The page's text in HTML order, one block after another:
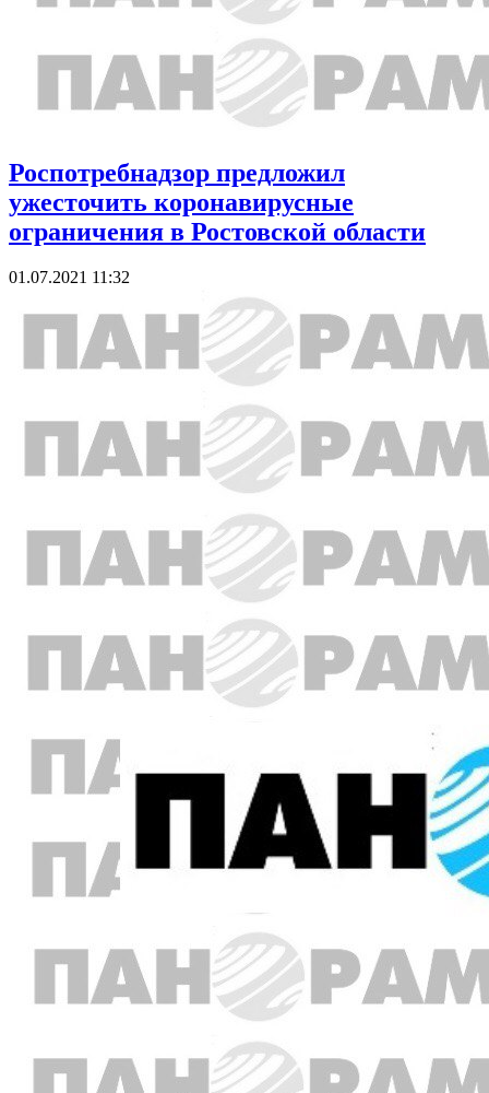
Роспотребнадзор предложил
ужесточить коронавирусные
ограничения в Ростовской области
01.07.2021 11:32